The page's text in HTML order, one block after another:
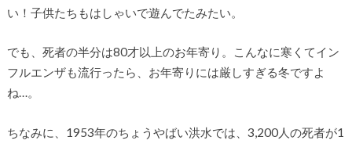
い！子供たちもはしゃいで遊んでたみたい。
でも、死者の半分は80才以上のお年寄り。こんなに寒くてイン
フルエンザも流行ったら、お年寄りには厳しすぎる冬ですよ
ね…。
ちなみに、1953年のちょうやばい洪水では、3,200人の死者が1